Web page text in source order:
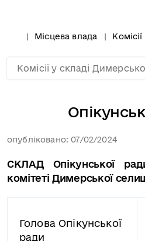
Місцева влада
опубліковано: 07/02/2024
СКЛАД Опікунської
комітеті Димерської
Голова Опікунської
ради
Комісії у складі